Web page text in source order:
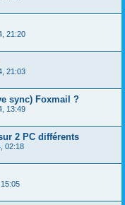
21:20
21:03
sync) Foxmail ?
13:49
2 PC différents
02:18